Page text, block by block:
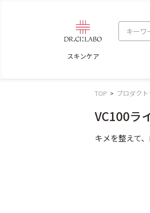
スキンケア
TOP プロダク
VC100ラ
キメを整えて